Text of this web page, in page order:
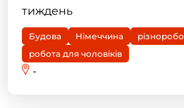
тиждень
Будова Німеччина
робота для чоловіків
-